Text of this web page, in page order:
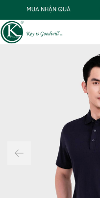
MUA NHẬN QUÀ